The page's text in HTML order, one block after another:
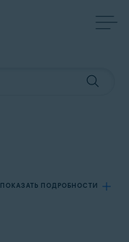
ПОКАЗАТЬ ПОДРОБНОСТИ